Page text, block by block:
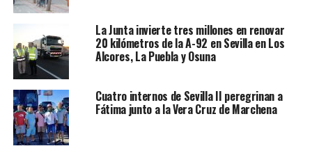
La Junta invierte tres millones en renovar
20 kilómetros de la A-92 en Sevilla en Los
Alcores, La Puebla y Osuna
Cuatro internos de Sevilla II peregrinan a
Fátima junto a la Vera Cruz de Marchena